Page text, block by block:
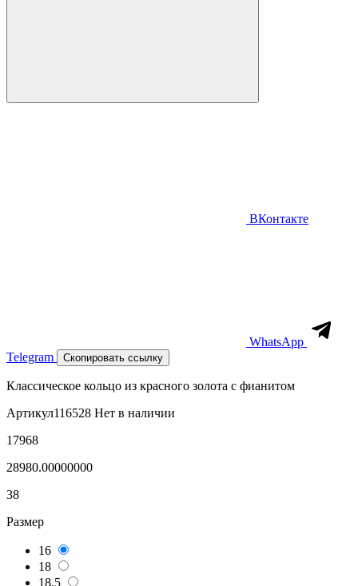
ВКонтакте
WhatsApp
Telegram
Скопировать ссылку
Классическое кольцо из красного золота с фианитом
Артикул116528 Нет в наличии
17968
28980.00000000
38
Размер
16
18
18,5